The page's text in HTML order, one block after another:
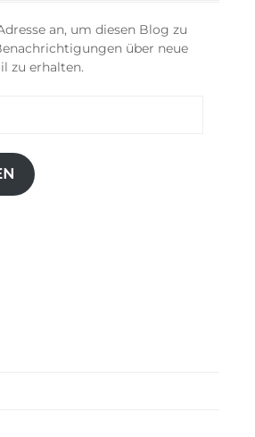
an, um diesen Blog zu
über neue
zu erhalten.